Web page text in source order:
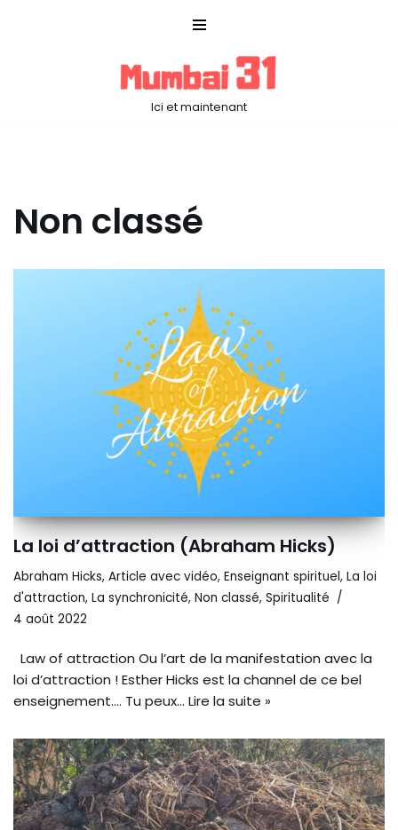
Ici et maintenant
Non classé
La loi d’attraction (Abraham Hicks)
Abraham Hicks, Article avec vidéo, Enseignant spirituel, La loi
d'attraction, La synchronicité, Non classé, Spiritualité
4 août 2022
Law of attraction Ou l’art de la manifestation avec la
loi d’attraction ! Esther Hicks est la channel de ce bel
enseignement…. Tu peux… Lire la suite »